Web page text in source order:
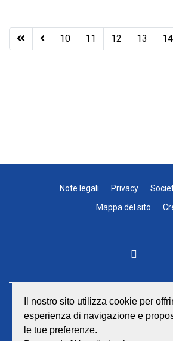
10 11 12 13 14
Note legali Privacy
Mappa del sito
GEAT Srl
Sede legale e
Viale Lombardia 17 - 47838
Il nostro sito utilizza cookie per
esperienza di navigazione e
le tue preferenze.